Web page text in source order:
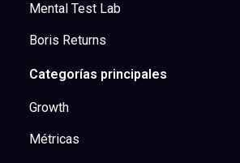
Mental Test Lab
Boris Returns
Categorías principales
Growth
Métricas